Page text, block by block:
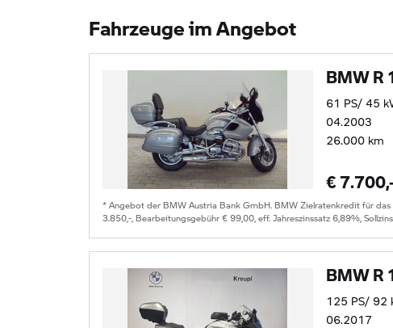
Fahrzeuge im Angebot
BMW R
61 PS/ 45
04.2003
26.000 km
€
* Angebot der BMW Austria Bank GmbH. BMW Zielratenkredit für
3.850,-, Bearbeitungsgebühr € 99,00, eff. Jahreszinssatz 6,89%,
BMW R
125 PS/ 92
06.2017